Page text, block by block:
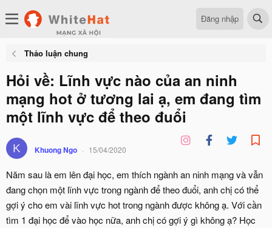
Đăng nhập
Thảo luận chung
Hỏi về: Lĩnh vực nào của an ninh
mạng hot ở tương lai ạ, em đang tìm
một lĩnh vực để theo đuổi
K Khuong Ngo 15/04/2020
Năm sau là em lên đại học, em thích ngành an ninh mạng và vẫn
đang chọn một lĩnh vực trong ngành để theo đuổi, anh chị có thể
gợi ý cho em vài lĩnh vực hot trong ngành được không ạ. Với cần
tìm 1 đại học để vào học nữa, anh chị có gợi ý gì không ạ? Học